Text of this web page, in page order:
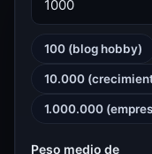
100 (blog hobby)
10.000
1.000.000
Peso medio de